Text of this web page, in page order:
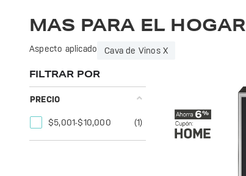
MAS PARA EL HOGAR
Aspecto aplicado Cava de Vinos X
FILTRAR POR
PRECIO
$5,001-$10,000 (1)